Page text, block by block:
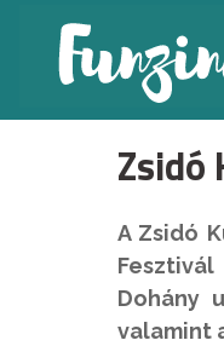
Zsidó
A Zsidó
Dohány
valamint